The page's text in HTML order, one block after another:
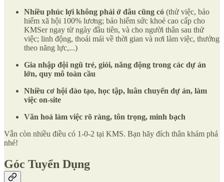
Nhiều phúc lợi không phải ở đâu cũng có (thử việc, bảo
hiểm xã hội 100% lương; bảo hiểm sức khoẻ cao cấp cho
KMSer ngay từ ngày đầu tiên, và cho người thân sau thử
việc; linh động, thoải mái về thời gian và nơi làm việc, thưởng
theo năng lực,...)
Gia nhập đội ngũ trẻ, giỏi, năng động trong các dự án
lớn, quy mô toàn cầu
Nhiều cơ hội đào tạo, học tập, luân chuyển dự án, làm
việc on-site
Văn hoá làm việc rõ ràng, tôn trọng, minh bạch
Vẫn còn nhiều điều có 1-0-2 tại KMS. Bạn hãy đích thân khám phá
nhé!
Góc Tuyển Dụng